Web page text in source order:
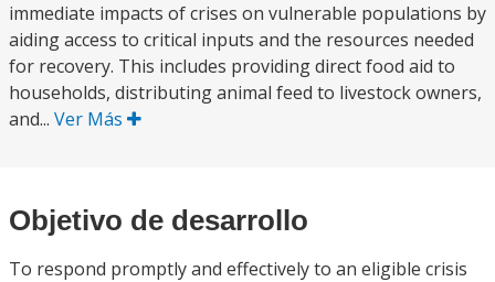
immediate impacts of crises on vulnerable populations by
aiding access to critical inputs and the resources needed
for recovery. This includes providing direct food aid to
households, distributing animal feed to livestock owners,
and... Ver Más
Objetivo de desarrollo
To respond promptly and effectively to an eligible crisis